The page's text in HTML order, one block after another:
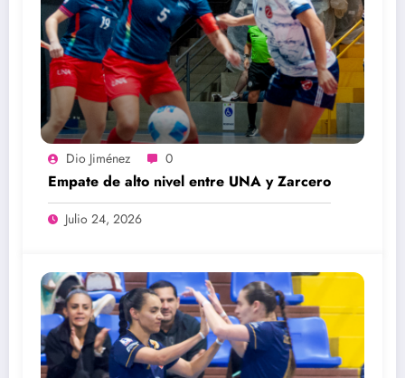
Dio Jiménez 0
Empate de alto nivel entre UNA y Zarcero
Julio 24, 2026